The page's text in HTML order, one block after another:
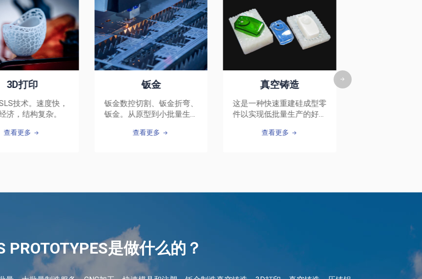
钣金
控切割、钣金折弯、
从原型到小批量生产
查看更多
真空铸造
这是一种快速重建硅成型零
件以实现低批量生产的好方
查看更多
表面处理
无论采用何种制造工艺，高
质量的表面处理服务都能提
高零件的美观性和功能。
PROTOTYPES是做什么的？